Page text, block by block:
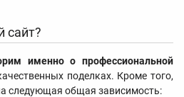
сайт?
именно о профессиональной
поделках. Кроме того,
следующая общая зависимость: